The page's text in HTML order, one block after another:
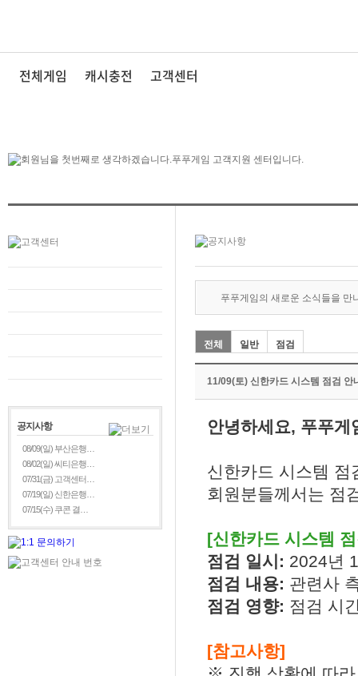
전체게임 캐시충전 고객센터
공지사항
08/09(일) 부산은행…
08/02(일) 씨티은행…
07/31(금) 고객센터…
07/19(일) 신한은행…
07/15(수) 쿠콘 결…
푸푸게임의 새로운 소식들을 만
전체 일반 점검
11/09(토) 신한카드 시스템 점검 안
안녕하세요, 푸푸게
신한카드 시스템 점
회원분들께서는 점
[신한카드 시스템
점검 일시: 2024년
점검 내용: 관련사
점검 영향: 점검 시
[참고사항]